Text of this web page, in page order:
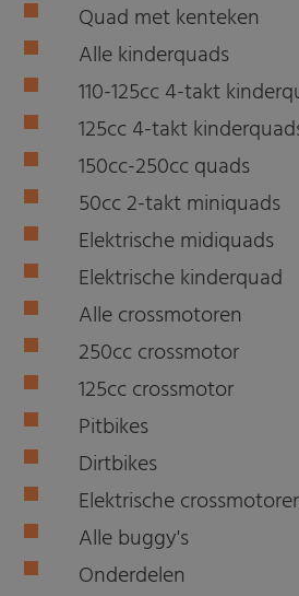
Quad met kenteken
Alle kinderquads
110-125cc 4-takt
125cc 4-takt
150cc-250cc quads
50cc 2-takt miniquads
Elektrische midiquads
Elektrische kinderquad
Alle crossmotoren
250cc crossmotor
125cc crossmotor
Pitbikes
Dirtbikes
Elektrische
Alle buggy's
Onderdelen